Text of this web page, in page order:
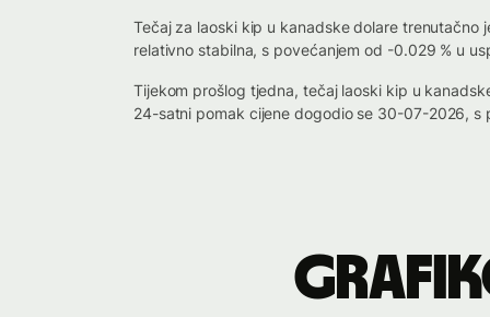
Tečaj za laoski kip u kanadske dolare
relativno stabilna, s povećanjem od -0.029 % u
Tijekom prošlog tjedna, tečaj laoski kip u
24-satni pomak cijene dogodio se 30-07-2026, s